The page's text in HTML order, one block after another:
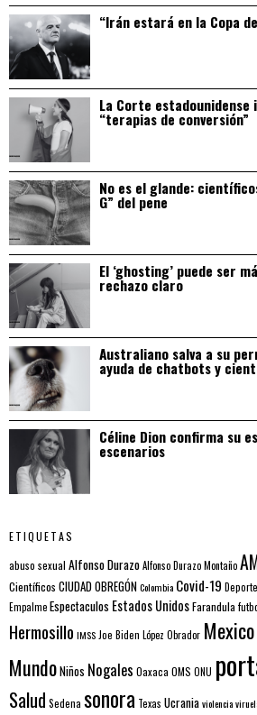
“Irán estará en la Copa
La Corte
“terapias de conversión”
No es el glande:
G” del pene
El ‘ghosting’ puede ser
rechazo claro
Australiano salva a su
ayuda de chatbots y
Céline Dion confirma su
escenarios
ETIQUETAS
abuso sexual Alfonso DurazoAlfonso Durazo Montaño
Científicos CIUDAD OBREGÓNColombia Covid-19
EmpalmeEspectaculos Estados UnidosFarandula
Hermosillo IMSS Joe Biden López Obrador Mexico
MundoNiños Nogales Oaxaca OMS ONU
Salud Sedena sonora Texas Ucraniaviolencia